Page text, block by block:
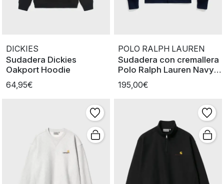
DICKIES
Sudadera Dickies
Oakport Hoodie
64,95€
POLO RALPH LAUREN
Sudadera con cremallera
Polo Ralph Lauren Navy
LSL
195,00€